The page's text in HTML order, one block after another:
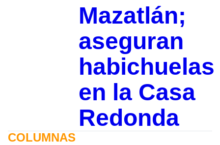
Mazatlán;
aseguran
habichuelas
en la Casa
Redonda
COLUMNAS